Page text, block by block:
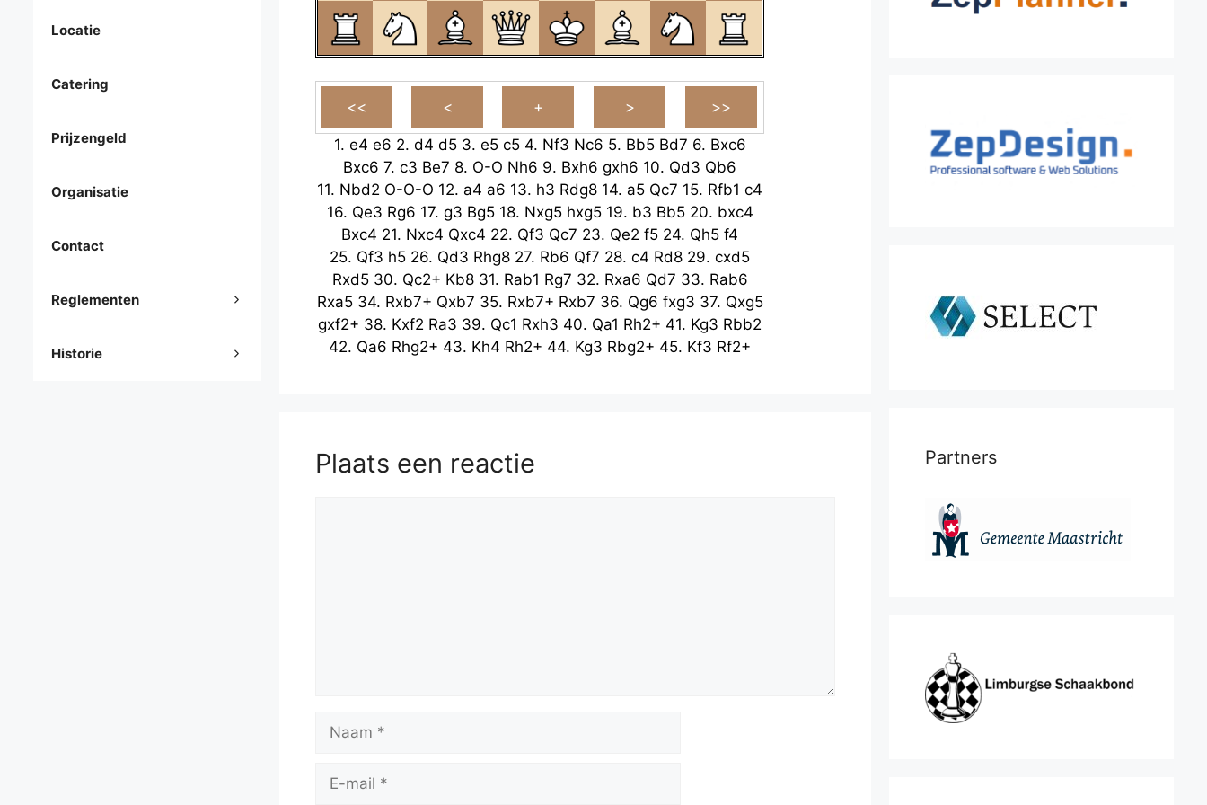
1. e4 e6 2. d4 d5 3. e5 c5 4. Nf3 Nc6 5. Bb5 Bd7 6. Bxc6
Bxc6 7. c3 Be7 8. O-O Nh6 9. Bxh6 gxh6 10. Qd3 Qb6
11. Nbd2 O-O-O 12. a4 a6 13. h3 Rdg8 14. a5 Qc7 15. Rfb1 c4
16. Qe3 Rg6 17. g3 Bg5 18. Nxg5 hxg5 19. b3 Bb5 20. bxc4
Bxc4 21. Nxc4 Qxc4 22. Qf3 Qc7 23. Qe2 f5 24. Qh5 f4
25. Qf3 h5 26. Qd3 Rhg8 27. Rb6 Qf7 28. c4 Rd8 29. cxd5
Rxd5 30. Qc2+ Kb8 31. Rab1 Rg7 32. Rxa6 Qd7 33. Rab6
Rxa5 34. Rxb7+ Qxb7 35. Rxb7+ Rxb7 36. Qg6 fxg3 37. Qxg5
gxf2+ 38. Kxf2 Ra3 39. Qc1 Rxh3 40. Qa1 Rh2+ 41. Kg3 Rbb2
42. Qa6 Rhg2+ 43. Kh4 Rh2+ 44. Kg3 Rbg2+ 45. Kf3 Rf2+
Plaats een reactie
mail
Locatie
Catering
Prijzengeld
Organisatie
Contact
Reglementen
Historie
Partners